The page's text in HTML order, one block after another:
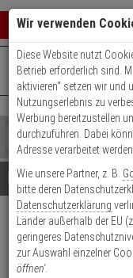
Shop
durchsuchen
Bitte
geben
Sie
mindestens
Zeichen
ein,
um
Es
wurde
noch
Kategorien
Suche
gestartet
+49 (0)821 899 493-0
Details
2N IP
Modul
Wir verwenden
Diese Website nutzt
Betrieb erforderlich sind.
aktivieren“ setzen wir und
Nutzungserlebnis zu
Werbung bereitzustellen
durchzuführen. Dabei
Adresse verarbeitet
Wie unsere Partner, z. B.
bitte deren
Datenschutzerklärung
Länder außerhalb der EU
geringeres
zur Auswahl einzelner
öffnen'.